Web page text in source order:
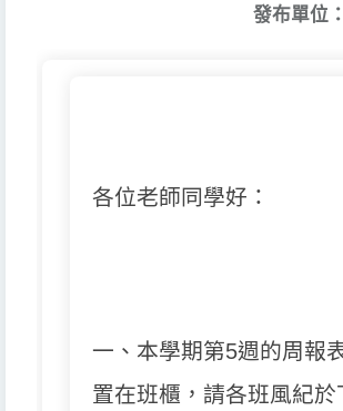
發布單位：
各位老師同學好：
一、本學期第5週的周報
置在班櫃， 請各班風紀於